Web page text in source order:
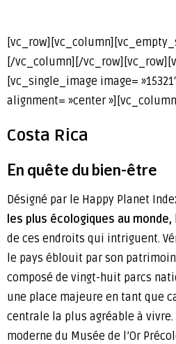
[/vc_column][/
[vc_single_image image=
alignment= »center
Costa Rica
En quête du bien-être
Désigné par le Happy Planet
les plus écologiques au monde,
de ces endroits qui intriguent.
le pays éblouit par son
composé de vingt-huit parcs
une place majeure en tant que
centrale la plus agréable à
moderne du Musée de l’Or